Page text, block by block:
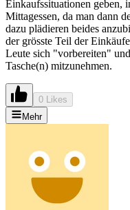
Einkaufssituationen geben,
Mittagessen, da man dann
dazu plädieren beides
der grösste Teil der
Leute sich "vorbereiten"
Tasche(n) mitzunehmen.
0 Likes
Mehr